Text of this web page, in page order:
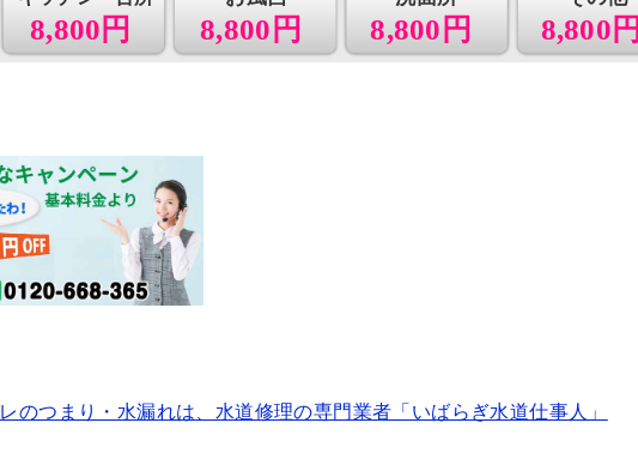
8,800円 8,800円 8,800円 8,800円
のつまり・水漏れは、水道修理の専門業者「いばらぎ水道仕事人」